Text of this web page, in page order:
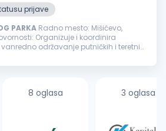
prijave
PARKA
održavanje putničkih i teretnih
8 oglasa 3 oglasa